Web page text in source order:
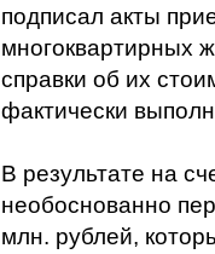
подписал акты
многоквартирных
справки об их
фактически
В результате на
необоснованно
млн. рублей,